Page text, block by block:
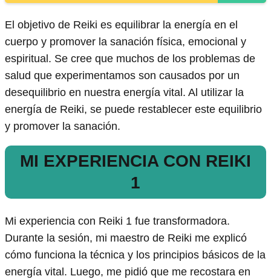
El objetivo de Reiki es equilibrar la energía en el
cuerpo y promover la sanación física, emocional y
espiritual. Se cree que muchos de los problemas de
salud que experimentamos son causados por un
desequilibrio en nuestra energía vital. Al utilizar la
energía de Reiki, se puede restablecer este equilibrio
y promover la sanación.
MI EXPERIENCIA CON REIKI
1
Mi experiencia con Reiki 1 fue transformadora.
Durante la sesión, mi maestro de Reiki me explicó
cómo funciona la técnica y los principios básicos de la
energía vital. Luego, me pidió que me recostara en